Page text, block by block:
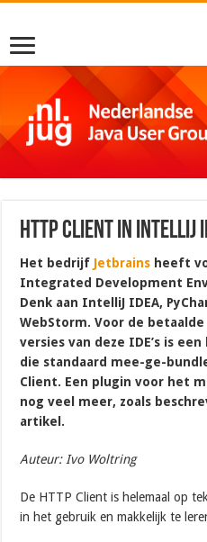
HTTP Client in IntelliJ
Het bedrijf Jetbrains heeft
Integrated Development
Denk aan IntelliJ IDEA,
WebStorm. Voor de
versies van deze IDE’s is
die standaard mee-ge-
Client. Een plugin voor het
nog veel meer, zoals
artikel.
Auteur: Ivo Woltring
De HTTP Client is helemaal op
in het gebruik en makkelijk te